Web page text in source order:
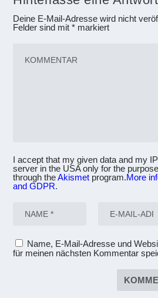
Deine E-Mail-Adresse wird nicht
Felder sind mit* markiert
I accept that my given data and my
server in the USA only for the
through theAkismet program.More
and GDPR.
Name, E-Mail-Adresse und
für meinen nächsten Kommentar